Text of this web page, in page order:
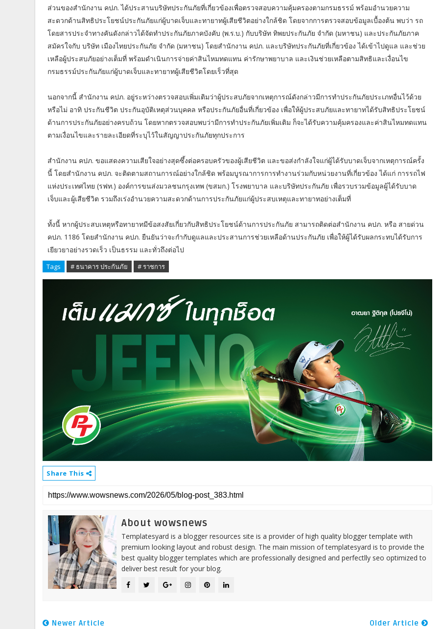
ส่วนของสำนักงาน คปภ. ได้ประสานบริษัทประกันภัยที่เกี่ยวข้องเพื่อตรวจสอบความคุ้มครองตามกรมธรรม์ พร้อมอำนวยความ
สะดวกด้านสิทธิประโยชน์ประกันภัยแก่ผู้บาดเจ็บและทายาทผู้เสียชีวิตอย่างใกล้ชิด โดยจากการตรวจสอบข้อมูลเบื้องต้น พบว่า รถ
โดยสารประจำทางคันดังกล่าวได้จัดทำประกันภัยภาคบังคับ (พ.ร.บ.) กับบริษัท ทิพยประกันภัย จำกัด (มหาชน) และประกันภัยภาค
สมัครใจกับ บริษัท เมืองไทยประกันภัย จำกัด (มหาชน) โดยสำนักงาน คปภ. และบริษัทประกันภัยที่เกี่ยวข้อง ได้เข้าไปดูแล และช่วย
เหลือผู้ประสบภัยอย่างเต็มที่ พร้อมดำเนินการจ่ายค่าสินไหมทดแทน ค่ารักษาพยาบาล และเงินช่วยเหลือตามสิทธิและเงื่อนไข
กรมธรรม์ประกันภัยแก่ผู้บาดเจ็บและทายาทผู้เสียชีวิตโดยเร็วที่สุด
นอกจากนี้ สำนักงาน คปภ. อยู่ระหว่างตรวจสอบเพิ่มเติมว่าผู้ประสบภัยจากเหตุการณ์ดังกล่าวมีการทำประกันภัยประเภทอื่นไว้ด้วย
หรือไม่ อาทิ ประกันชีวิต ประกันอุบัติเหตุส่วนบุคคล หรือประกันภัยอื่นที่เกี่ยวข้อง เพื่อให้ผู้ประสบภัยและทายาทได้รับสิทธิประโยชน์
ด้านการประกันภัยอย่างครบถ้วน โดยหากตรวจสอบพบว่ามีการทำประกันภัยเพิ่มเติม ก็จะได้รับความคุ้มครองและค่าสินไหมทดแทน
ตามเงื่อนไขและรายละเอียดที่ระบุไว้ในสัญญาประกันภัยทุกประการ
สำนักงาน คปภ. ขอแสดงความเสียใจอย่างสุดซึ้งต่อครอบครัวของผู้เสียชีวิต และขอส่งกำลังใจแก่ผู้ได้รับบาดเจ็บจากเหตุการณ์ครั้ง
นี้ โดยสำนักงาน คปภ. จะติดตามสถานการณ์อย่างใกล้ชิด พร้อมบูรณาการการทำงานร่วมกับหน่วยงานที่เกี่ยวข้อง ได้แก่ การรถไฟ
แห่งประเทศไทย (รฟท.) องค์การขนส่งมวลชนกรุงเทพ (ขสมก.) โรงพยาบาล และบริษัทประกันภัย เพื่อรวบรวมข้อมูลผู้ได้รับบาด
เจ็บและผู้เสียชีวิต รวมถึงเร่งอำนวยความสะดวกด้านการประกันภัยแก่ผู้ประสบเหตุและทายาทอย่างเต็มที่
ทั้งนี้ หากผู้ประสบเหตุหรือทายาทมีข้อสงสัยเกี่ยวกับสิทธิประโยชน์ด้านการประกันภัย สามารถติดต่อสำนักงาน คปภ. หรือ สายด่วน
คปภ. 1186 โดยสำนักงาน คปภ. ยืนยันว่าจะกำกับดูแลและประสานการช่วยเหลือด้านประกันภัย เพื่อให้ผู้ได้รับผลกระทบได้รับการ
เยียวยาอย่างรวดเร็ว เป็นธรรม และทั่วถึงต่อไป
Tags # ธนาคาร ประกันภัย # ราชการ
Share This
About wowsnews
Templatesyard is a blogger resources site is a provider of high quality blogger template with
premium looking layout and robust design. The main mission of templatesyard is to provide the
best quality blogger templates which are professionally designed and perfectlly seo optimized to
deliver best result for your blog.
Newer Article Older Article